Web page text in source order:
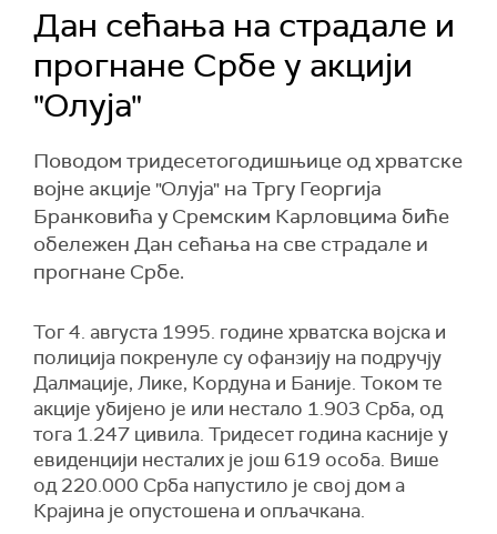
Дан сећања на страдале и
прогнане Србе у акцији
"Олуја"
Поводом тридесетогодишњице од хрватске
војне акције "Олуја" на Тргу Георгија
Бранковића у Сремским Карловцима биће
обележен Дан сећања на све страдале и
прогнане Србе.
Тог 4. августа 1995. године хрватска војска и
полиција покренуле су офанзију на подручју
Далмације, Лике, Кордуна и Баније. Током те
акције убијено је или нестало 1.903 Срба, од
тога 1.247 цивила. Тридесет година касније у
евиденцији несталих је још 619 особа. Више
од 220.000 Срба напустило је свој дом а
Крајина је опустошена и опљачкана.